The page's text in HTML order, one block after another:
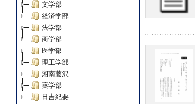
文学部
経済学部
法学部
商学部
医学部
理工学部
湘南藤沢
薬学部
日吉紀要